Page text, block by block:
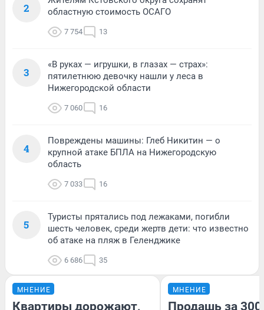
2
областную стоимость ОСАГО
7 754 13
3
«В руках — игрушки, в глазах — страх»:
пятилетнюю девочку нашли у леса в
Нижегородской области
7 060 16
4
Повреждены машины: Глеб Никитин — о
крупной атаке БПЛА на Нижегородскую
область
7 033 16
5
Туристы прятались под лежаками, погибли
шесть человек, среди жертв дети: что известно
об атаке на пляж в Геленджике
6 686 35
МНЕНИЕ
Квартиры дорожают,
МНЕНИЕ
Продашь за